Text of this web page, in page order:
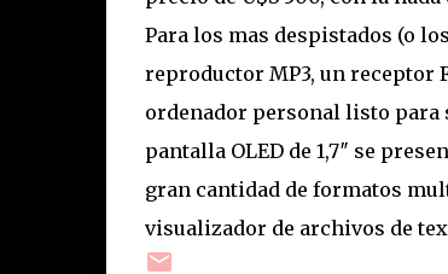
Para los mas despistados (o
reproductor MP3, un receptor
ordenador personal listo para
pantalla OLED de 1,7″ se
gran cantidad de formatos
visualizador de archivos de